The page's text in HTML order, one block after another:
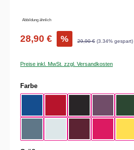
Abbildung ähnlich
28,90 € % 29,90 € (3.34% gespart)
Preise inkl. MwSt. zzgl. Versandkosten
Farbeauswählen